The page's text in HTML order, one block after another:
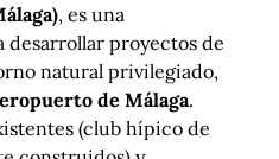
, es una
proyectos de
natural privilegiado,
de Málaga.
(club hípico de